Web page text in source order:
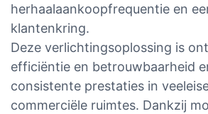
herhaalaankoopfrequentie en
klantenkring.
Deze verlichtingsoplossing is
efficiëntie en betrouwbaarheid
consistente prestaties in
commerciële ruimtes. Dankzij